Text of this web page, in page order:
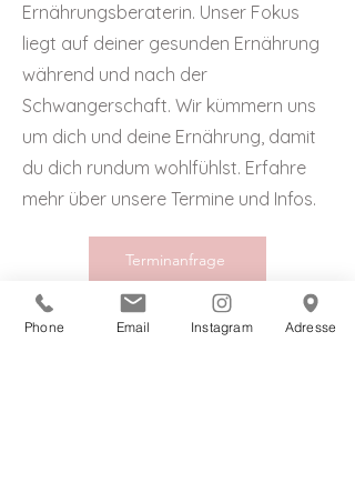
Ernährungsberaterin. Unser Fokus
liegt auf deiner gesunden Ernährung
während und nach der
Schwangerschaft. Wir kümmern uns
um dich und deine Ernährung, damit
du dich rundum wohlfühlst. Erfahre
mehr über unsere Termine und Infos.
Terminanfrage
Phone Email Instagram Adresse